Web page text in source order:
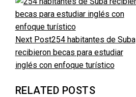
Next Post254 habitantes de Suba
recibieron becas para estudiar
inglés con enfoque turístico
RELATED POSTS